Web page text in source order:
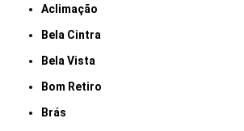
Aclimação
Bela Cintra
Bela Vista
Bom Retiro
Brás